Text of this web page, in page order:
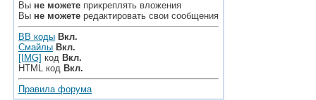
Вы не можете прикреплять вложения
Вы не можете редактировать свои сообщения
BB коды Вкл.
Смайлы Вкл.
[IMG] код Вкл.
HTML код Вкл.
Правила форума